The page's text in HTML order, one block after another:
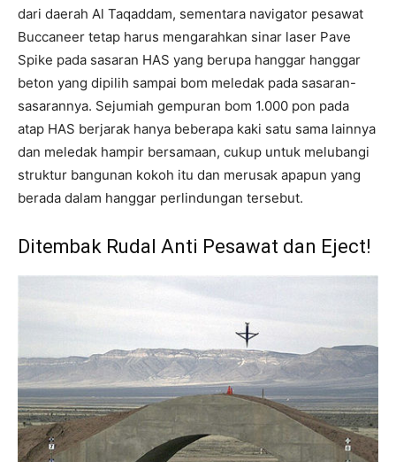
dari daerah Al Taqaddam, sementara navigator pesawat
Buccaneer tetap harus mengarahkan sinar laser Pave
Spike pada sasaran HAS yang berupa hanggar hanggar
beton yang dipilih sampai bom meledak pada sasaran-
sasarannya. Sejumiah gempuran bom 1.000 pon pada
atap HAS berjarak hanya beberapa kaki satu sama lainnya
dan meledak hampir bersamaan, cukup untuk melubangi
struktur bangunan kokoh itu dan merusak apapun yang
berada dalam hanggar perlindungan tersebut.
Ditembak Rudal Anti Pesawat dan Eject!